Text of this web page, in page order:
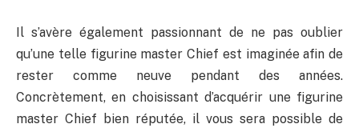
Il s’avère également passionnant de ne pas oublier
qu’une telle figurine master Chief est imaginée afin de
rester comme neuve pendant des années.
Concrètement, en choisissant d’acquérir une figurine
master Chief bien réputée, il vous sera possible de